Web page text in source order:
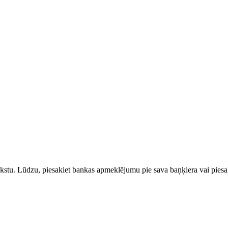
Lūdzu, piesakiet bankas apmeklējumu pie sava baņķiera vai